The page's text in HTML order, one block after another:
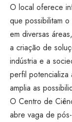
O local oferece
que possibilitam
em diversas
a criação de
indústria e a
perfil
amplia as
O Centro de
abre vaga de